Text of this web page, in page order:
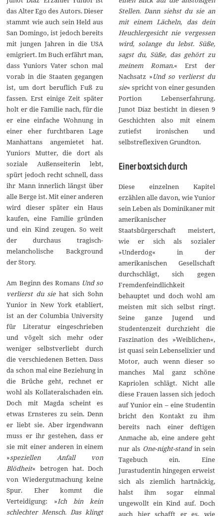
das Alter Ego des Autors. Dieser
stammt wie auch sein Held aus
San Domingo, ist jedoch bereits
mit jungen Jahren in die USA
emigriert. Im Buch erfährt man,
dass Yuniors Vater schon mal
vorab in die Staaten gegangen
ist, um dort beruflich Fuß zu
fassen. Erst einige Zeit später
holt er die Familie nach, für die
er eine einfache Wohnung in
einer eher furchtbaren Lage
Manhattans angemietet hat.
Yuniors Mutter, die dort als
soziale Außenseiterin lebt,
spürt jedoch recht schnell, dass
ihr Mann innerlich längst über
alle Berge ist. Mit einer anderen
wird dieser später ein Haus
kaufen, eine Familie gründen
und ein Kind zeugen. So weit
der durchaus tragisch-
melancholische Background
der Story.
Am Beginn des Romans Und so
verlierst du siehat sich Sohn
Yunior in New York etabliert,
ist an der Columbia University
für Literatur eingeschrieben
und vögelt sich mehr oder
weniger selbstverliebt durch
die verschiedenen Betten. Dass
da schon mal eine Beziehung in
die Brüche geht, rechnet er
wohl als Kollateralschaden ein.
Doch mit Magda scheint es
etwas Ernsteres zu sein. Denn
er liebt sie. Aber irgendwann
muss er ihr gestehen, dass er
sie mit einer anderen in einem
»speziellen Anfall von
Blödheit« betrogen hat. Doch
von Wiedergutmachung keine
Spur. Eher kommt die
Verteidigung: »Ich bin kein
schlechter Mensch. Das klingt
Stellen. Dann siehst du sie an
mit einem Lächeln, das dein
Heuchlergesicht nie vergessen
wird, solange du lebst. Süße,
sagst du, Süße, das gehört zu
meinem Roman.« Erst der
Nachsatz »Und so verlierst du
sie« spricht von einer gesunden
Portion Lebenserfahrung.
Junot Díaz besticht in diesen 9
Geschichten also mit einem
zutiefst ironischen und
selbstreflexiven Grundton.
Einer boxt sich durch
Diese einzelnen Kapitel
erzählen alle davon, wie Yunior
sein Leben als Dominikaner mit
amerikanischer
Staatsbürgerschaft meistert,
wie er sich als sozialer
»Underdog« in der
amerikanischen Gesellschaft
durchschlägt, sich gegen
Fremdenfeindlichkeit
behauptet und doch wohl am
meisten mit sich selbst ringt.
Seine ganze Jugend und
Studentenzeit durchzieht die
Faszination des »Weiblichen«,
ist quasi sein Lebenselixier und
Motor, auch wenn dieser so
manches Mal ganz schöne
Kapriolen schlägt. Nicht alle
diese Frauen lassen sich jedoch
auf Yunior ein – eine Studentin
bricht den Kontakt zu ihm
bereits nach einer deftigen
Anmache ab, eine andere geht
nur als One-night-standin sein
Tagebuch ein. Eine
Jurastudentin hingegen erweist
sich als ziemlich hartnäckig,
halst ihm sogar einmal
ungewollt ein Kind auf. Doch
auch hier schafft er es, wie